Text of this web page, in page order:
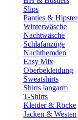
Slips
Panties & Hipster
Winterwäsche
Nachtwäsche
Schlafanzüge
Nachthemden
Easy Mix
Oberbekleidung
Sweatshirts
Shirts langarm
T-Shirts
Kleider & Röcke
Jacken & Westen